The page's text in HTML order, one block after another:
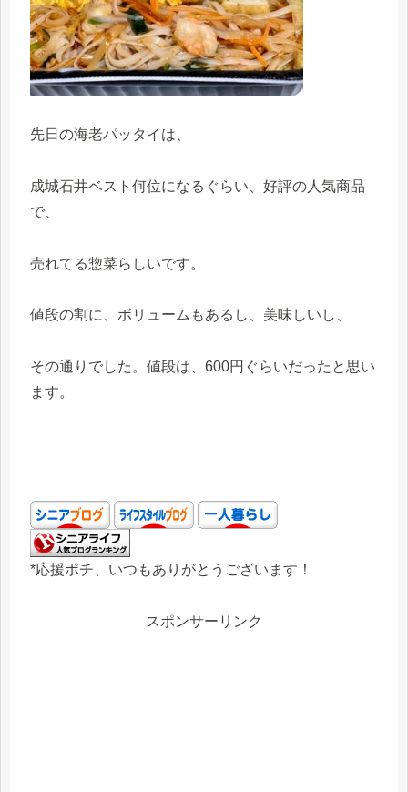
先日の海老パッタイは、
成城石井ベスト何位になるぐらい、好評の人気商品
で、
売れてる惣菜らしいです。
値段の割に、ボリュームもあるし、美味しいし、
その通りでした。値段は、600円ぐらいだったと思い
ます。
*応援ポチ、いつもありがとうございます！
スポンサーリンク